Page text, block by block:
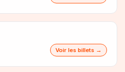
Voir les billets →